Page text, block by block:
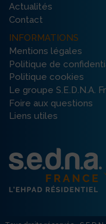
Actualités
Contact
INFORMATIONS
Mentions légales
Politique de
Politique cookies
Le groupe S.E.D.N.A.
Foire aux questions
Liens utiles